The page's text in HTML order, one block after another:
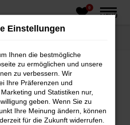
0
MENÜ
Error
aufgetreten.
die dir helfen können:
Einstellungen
Ihnen die bestmögliche
zu ermöglichen und unsere
zu verbessern. Wir
Ihre Präferenzen und
und Statistiken nur,
geben. Wenn Sie zu
Ihre Meinung ändern, können
für die Zukunft widerrufen.